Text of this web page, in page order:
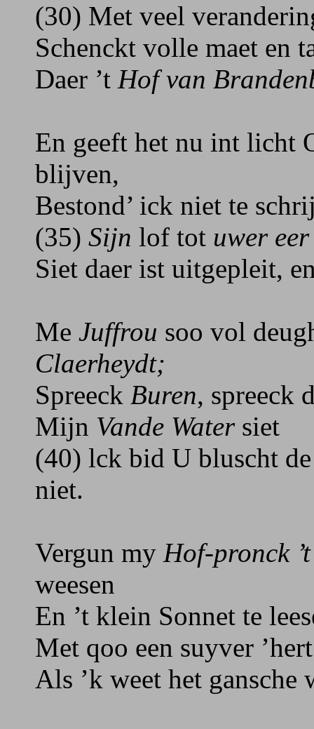
(30) Met veel
Schenckt volle maet en
Daer ’t Hof van
En geeft het nu int licht
blijven,
Bestond’ ick niet te
(35) Sijn lof tot uwer eer
Siet daer ist uitgepleit,
Me Juffrou soo vol
Claerheydt;
Spreeck Buren, spreeck
Mijn Vande Watersiet
(40) lck bid U bluscht
niet.
Vergun my Hof-pronck
weesen
En ’t klein Sonnet te
Met qoo een suyver ’hert
Als ’k weet het gansche